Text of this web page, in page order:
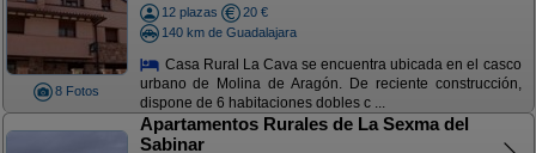
8 Fotos
12 plazas
20 €
140 km de Guadalajara
Casa Rural La Cava se encuentra ubicada en el casco
urbano de Molina de Aragón. De reciente construcción,
dispone de 6 habitaciones dobles c ...
Apartamentos Rurales de La Sexma del
Sabinar